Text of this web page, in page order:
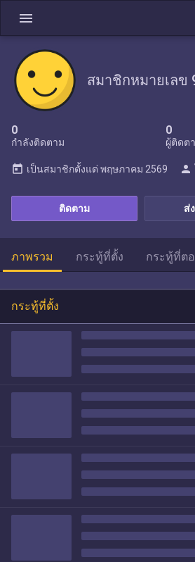
menu
สมาชิกหมายเลข
0
กำลังติดตาม
0
ผู้ติดต
ส่
ติดตาม
today เป็นสมาชิกตั้งแต่ พฤษภาคม 2569 person
ภาพรวม กระทู้ที่ตั้ง กระทู้ที่ต
กระทู้ที่ตั้ง